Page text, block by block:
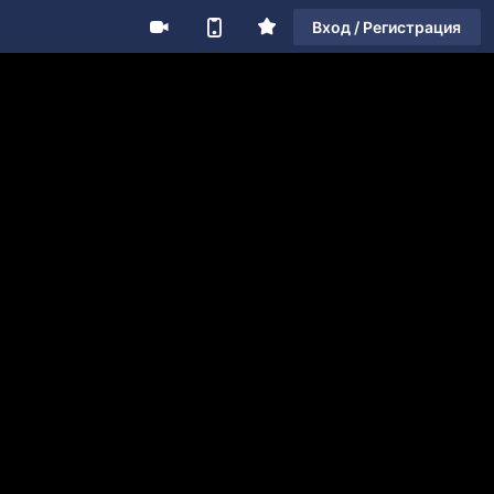
Вход / Регистрация